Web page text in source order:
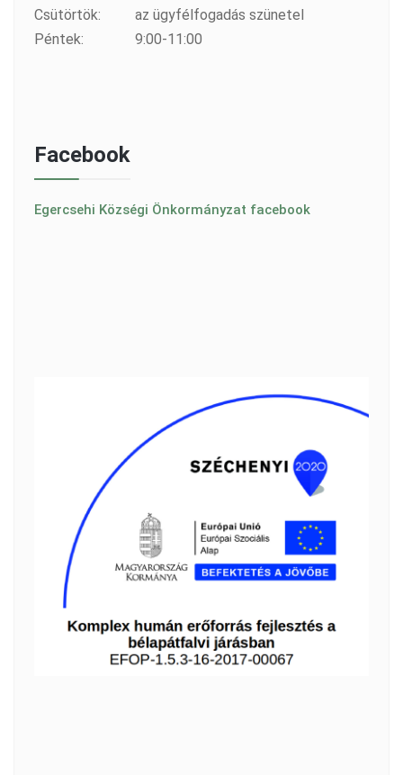
Csütörtök:
az ügyfélfogadás szünetel
Péntek:
9:00-11:00
Facebook
Egercsehi Községi Önkormányzat facebook